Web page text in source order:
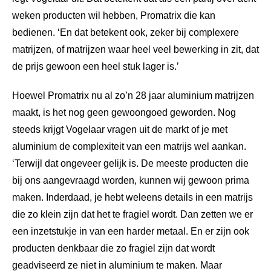
weken producten wil hebben, Promatrix die kan
bedienen. ‘En dat betekent ook, zeker bij complexere
matrijzen, of matrijzen waar heel veel bewerking in zit, dat
de prijs gewoon een heel stuk lager is.’
Hoewel Promatrix nu al zo’n 28 jaar aluminium matrijzen
maakt, is het nog geen gewoongoed geworden. Nog
steeds krijgt Vogelaar vragen uit de markt of je met
aluminium de complexiteit van een matrijs wel aankan.
‘Terwijl dat ongeveer gelijk is. De meeste producten die
bij ons aangevraagd worden, kunnen wij gewoon prima
maken. Inderdaad, je hebt weleens details in een matrijs
die zo klein zijn dat het te fragiel wordt. Dan zetten we er
een inzetstukje in van een harder metaal. En er zijn ook
producten denkbaar die zo fragiel zijn dat wordt
geadviseerd ze niet in aluminium te maken. Maar